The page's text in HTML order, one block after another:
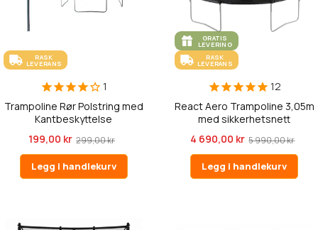
RASK
LEVERANS
1
Trampoline Rør Polstring med
Kantbeskyttelse
199,00 kr 299,00 kr
Legg i handlekurv
GRATIS
LEVERING
RASK
LEVERANS
12
React Aero Trampoline 3,05m
med sikkerhetsnett
4 690,00 kr 5 990,00 kr
Legg i handlekurv